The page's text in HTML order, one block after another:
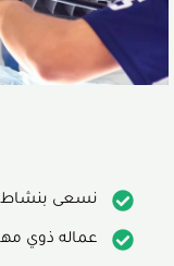
نسعى بنشاط
عماله ذوي